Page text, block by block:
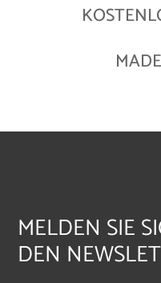
MELDEN SIE
DEN